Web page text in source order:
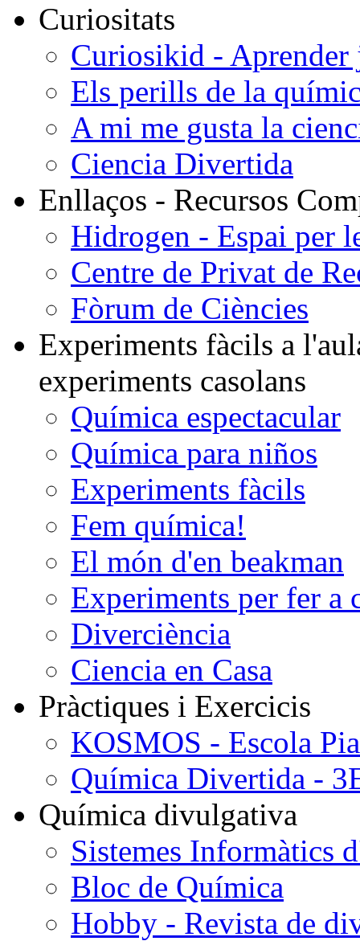
Curiositats
Curiosikid - Aprender
Els perills de la
A mi me gusta la
Ciencia Divertida
Enllaços - Recursos
Hidrogen - Espai per
Centre de Privat de
Fòrum de Ciències
Experiments fàcils a
experiments casolans
Química espectacular
Química para niños
Experiments fàcils
Fem química!
El món d'en beakman
Experiments per fer a
Diverciència
Ciencia en Casa
Pràctiques i Exercicis
KOSMOS - Escola
Química Divertida -
Química divulgativa
Sistemes Informàtics
Bloc de Química
Hobby - Revista de